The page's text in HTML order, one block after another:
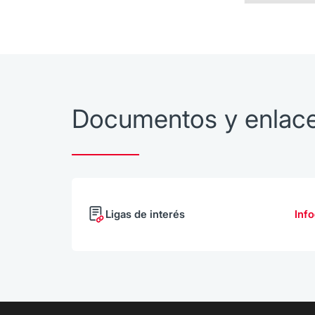
Documentos y
Ligas de interés